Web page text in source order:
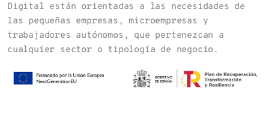
Digital están orientadas a las necesidades de
las pequeñas empresas, microempresas y
trabajadores autónomos, que pertenezcan a
cualquier sector o tipología de negocio.